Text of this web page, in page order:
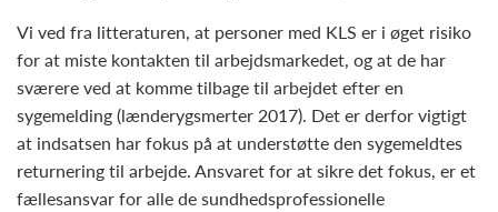
Vi ved fra litteraturen, at personer med KLS er i øget risiko
for at miste kontakten til arbejdsmarkedet, og at de har
sværere ved at komme tilbage til arbejdet efter en
sygemelding (lænderygsmerter 2017). Det er derfor vigtigt
at indsatsen har fokus på at understøtte den sygemeldtes
returnering til arbejde. Ansvaret for at sikre det fokus, er et
fællesansvar for alle de sundhedsprofessionelle